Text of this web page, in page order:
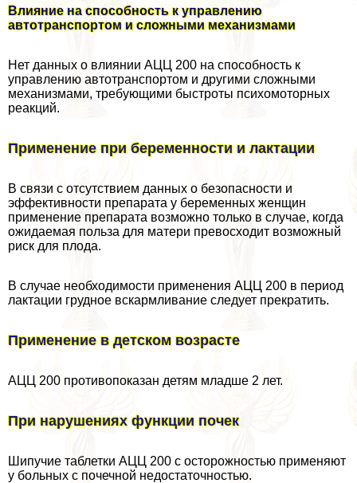
Влияние на способность к управлению
автотрaнcпортом и сложными механизмами
Нет данных о влиянии АЦЦ 200 на способность к
управлению автотрaнcпортом и другими сложными
механизмами, требующими быстроты психомоторных
реакций.
Применение при беременности и лактации
В связи с отсутствием данных о безопасности и
эффективности препарата у беременных женщин
применение препарата возможно только в случае, когда
ожидаемая польза для матери превосходит возможный
риск для плода.
В случае необходимости применения АЦЦ 200 в период
лактации грудное вскармливание следует прекратить.
Применение в детском возрасте
АЦЦ 200 противопоказан детям младше 2 лет.
При нарушениях функции почек
Шипучие таблетки АЦЦ 200 с осторожностью применяют
у больных с почечной недостаточностью.